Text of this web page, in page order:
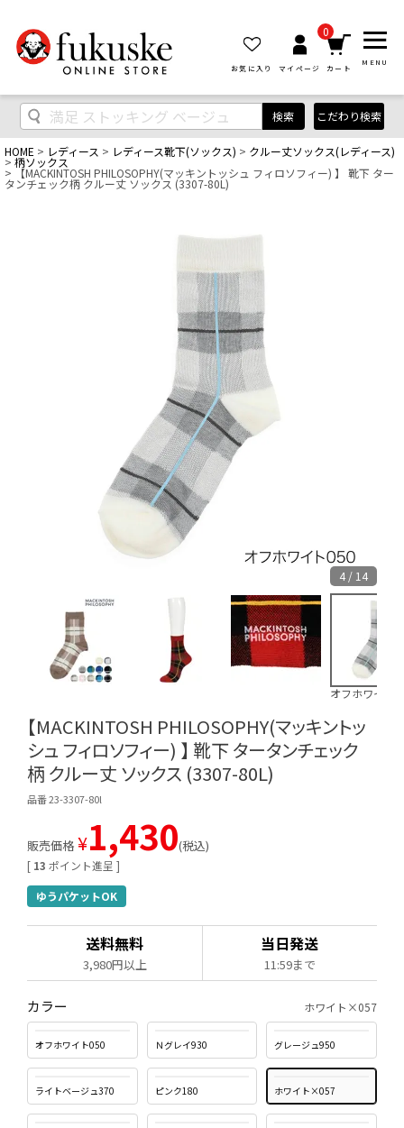
お気に入り マイページ
0
カート
MENU
検索 こだわり検索
HOME レディース レディース靴下(ソックス) クルー丈ソックス(レディース)
柄ソックス
【MACKINTOSH PHILOSOPHY(マッキントッシュ フィロソフィー) 】 靴下 ター
タンチェック柄 クルー丈 ソックス (3307-80L)
4 / 14
オフホワイト
【MACKINTOSH PHILOSOPHY(マッキントッ
シュ フィロソフィー) 】 靴下 タータンチェック
柄 クルー丈 ソックス (3307-80L)
品番 23-3307-80l
[ 13 ポイント進呈 ]
販売価格 ¥1,430 税込
ゆうパケットOK
送料無料
3,980円以上
当日発送
11:59まで
カラー ホワイト×057
オフホワイト050 Ｎグレイ930 グレージュ950
ライトベージュ370 ピンク180 ホワイト×057